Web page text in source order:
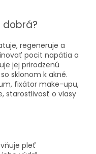
dobrá?
regeneruje a
pocit napätia a
jej prirodzenú
sklonom k akné.
fixátor make-upu,
starostlivosť o vlasy
pleť